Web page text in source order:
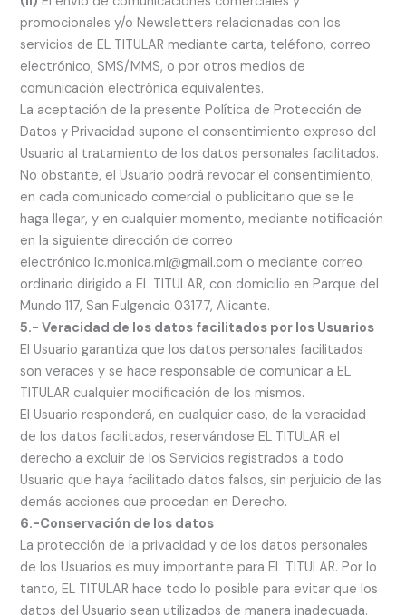
promocionales y/o Newsletters relacionadas con los
servicios de EL TITULAR mediante carta, teléfono, correo
electrónico, SMS/MMS, o por otros medios de
comunicación electrónica equivalentes.
La aceptación de la presente Política de Protección de
Datos y Privacidad supone el consentimiento expreso del
Usuario al tratamiento de los datos personales facilitados.
No obstante, el Usuario podrá revocar el consentimiento,
en cada comunicado comercial o publicitario que se le
haga llegar, y en cualquier momento, mediante notificación
en la siguiente dirección de correo
electrónico lc.monica.ml@gmail.com o mediante correo
ordinario dirigido a EL TITULAR, con domicilio en Parque del
Mundo 117, San Fulgencio 03177, Alicante.
5.- Veracidad de los datos facilitados por los Usuarios
El Usuario garantiza que los datos personales facilitados
son veraces y se hace responsable de comunicar a EL
TITULAR cualquier modificación de los mismos.
El Usuario responderá, en cualquier caso, de la veracidad
de los datos facilitados, reservándose EL TITULAR el
derecho a excluir de los Servicios registrados a todo
Usuario que haya facilitado datos falsos, sin perjuicio de las
demás acciones que procedan en Derecho.
6.-Conservación de los datos
La protección de la privacidad y de los datos personales
de los Usuarios es muy importante para EL TITULAR. Por lo
tanto, EL TITULAR hace todo lo posible para evitar que los
datos del Usuario sean utilizados de manera inadecuada.